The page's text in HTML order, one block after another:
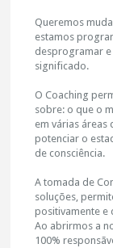
Queremos
estamos
desprogramar
significado.
O Coaching
sobre: o que o
em várias áreas
potenciar o
de consciência.
A tomada de
soluções,
positivamente e
Ao abrirmos a
100%